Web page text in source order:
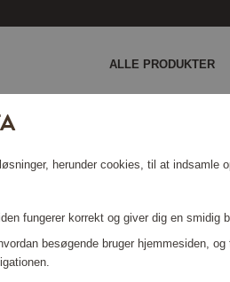
ALLE PRODUKTER
herunder cookies, til at indsamle
fungerer korrekt og giver dig en smidig
besøgende bruger hjemmesiden, og